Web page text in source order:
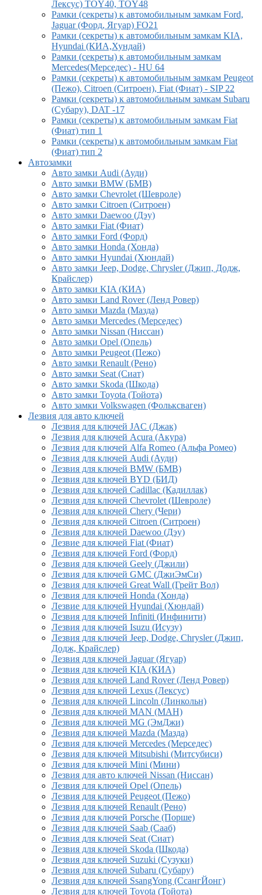
Лексус) TOY40, TOY48
Рамки (секреты) к автомобильным замкам Ford,
Jaguar (Форд, Ягуар) FO21
Рамки (секреты) к автомобильным замкам KIA,
Hyundai (КИА,Хундай)
Рамки (секреты) к автомобильным замкам
Mercedes(Мерседес) - HU 64
Рамки (секреты) к автомобильным замкам Peugeot
(Пежо), Citroen (Ситроен), Fiat (Фиат) - SIP 22
Рамки (секреты) к автомобильным замкам Subaru
(Субару), DAT -17
Рамки (секреты) к автомобильным замкам Fiat
(Фиат) тип 1
Рамки (секреты) к автомобильным замкам Fiat
(Фиат) тип 2
Автозамки
Авто замки Audi (Ауди)
Авто замки BMW (БМВ)
Авто замки Chevrolet (Шевроле)
Авто замки Citroen (Ситроен)
Авто замки Daewoo (Дэу)
Авто замки Fiat (Фиат)
Авто замки Ford (Форд)
Авто замки Honda (Хонда)
Авто замки Hyundai (Хюндай)
Авто замки Jeep, Dodge, Chrysler (Джип, Додж,
Крайслер)
Авто замки KIA (КИА)
Авто замки Land Rover (Ленд Ровер)
Авто замки Mazda (Мазда)
Авто замки Mercedes (Мерседес)
Авто замки Nissan (Ниссан)
Авто замки Opel (Опель)
Авто замки Peugeot (Пежо)
Авто замки Renault (Рено)
Авто замки Seat (Сиат)
Авто замки Skoda (Шкода)
Авто замки Toyota (Тойота)
Авто замки Volkswagen (Фольксваген)
Лезвия для авто ключей
Лезвия для ключей JAC (Джак)
Лезвия для ключей Acura (Акура)
Лезвия для ключей Alfa Romeo (Альфа Ромео)
Лезвия для ключей Audi (Ауди)
Лезвия для ключей BMW (БМВ)
Лезвия для ключей BYD (БИД)
Лезвия для ключей Cadillac (Кадиллак)
Лезвия для ключей Chevrolet (Шевроле)
Лезвия для ключей Chery (Чери)
Лезвия для ключей Citroen (Ситроен)
Лезвия для ключей Daewoo (Дэу)
Лезвие для ключей Fiat (Фиат)
Лезвия для ключей Ford (Форд)
Лезвия для ключей Geely (Джили)
Лезвия для ключей GMC (ДжиЭмСи)
Лезвия для ключей Great Wall (Грейт Вол)
Лезвия для ключей Honda (Хонда)
Лезвие для ключей Hyundai (Хюндай)
Лезвия для ключей Infiniti (Инфинити)
Лезвия для ключей Isuzu (Исузу)
Лезвия для ключей Jeep, Dodge, Chrysler (Джип,
Додж, Крайслер)
Лезвия для ключей Jaguar (Ягуар)
Лезвия для ключей KIA (КИА)
Лезвия для ключей Land Rover (Ленд Ровер)
Лезвия для ключей Lexus (Лексус)
Лезвия для ключей Lincoln (Линкольн)
Лезвия для ключей MAN (МАН)
Лезвия для ключей MG (ЭмДжи)
Лезвия для ключей Mazda (Мазда)
Лезвия для ключей Mercedes (Мерседес)
Лезвия для ключей Mitsubishi (Митсубиси)
Лезвия для ключей Mini (Мини)
Лезвия для авто ключей Nissan (Ниссан)
Лезвия для ключей Opel (Опель)
Лезвия для ключей Peugeot (Пежо)
Лезвия для ключей Renault (Рено)
Лезвия для ключей Porsche (Порше)
Лезвия для ключей Saab (Сааб)
Лезвия для ключей Seat (Сиат)
Лезвия для ключей Skoda (Шкода)
Лезвия для ключей Suzuki (Сузуки)
Лезвия для ключей Subaru (Субару)
Лезвия для ключей SsangYong (СсангЙонг)
Лезвия для ключей Toyota (Тойота)